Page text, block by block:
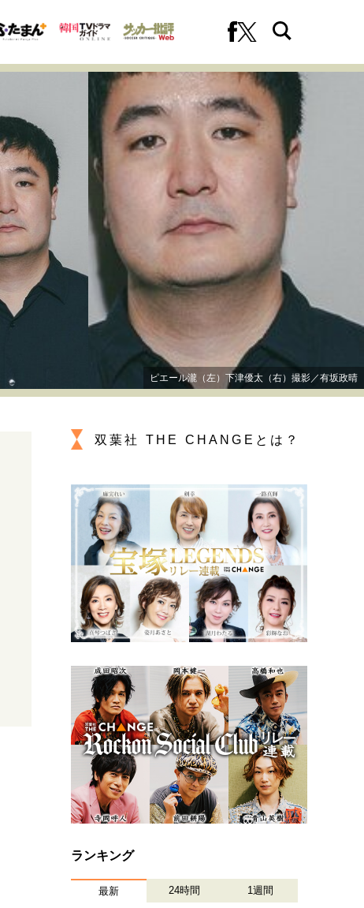
への挑戦
プロフェッショナルの矜持
ファーストキャリアを拓く
一生モノの愛用品
ピエール瀧（左）下津優太（右）撮影／有坂政晴
双葉社 THE CHANGEとは？
ランキング
最新 24時間 1週間